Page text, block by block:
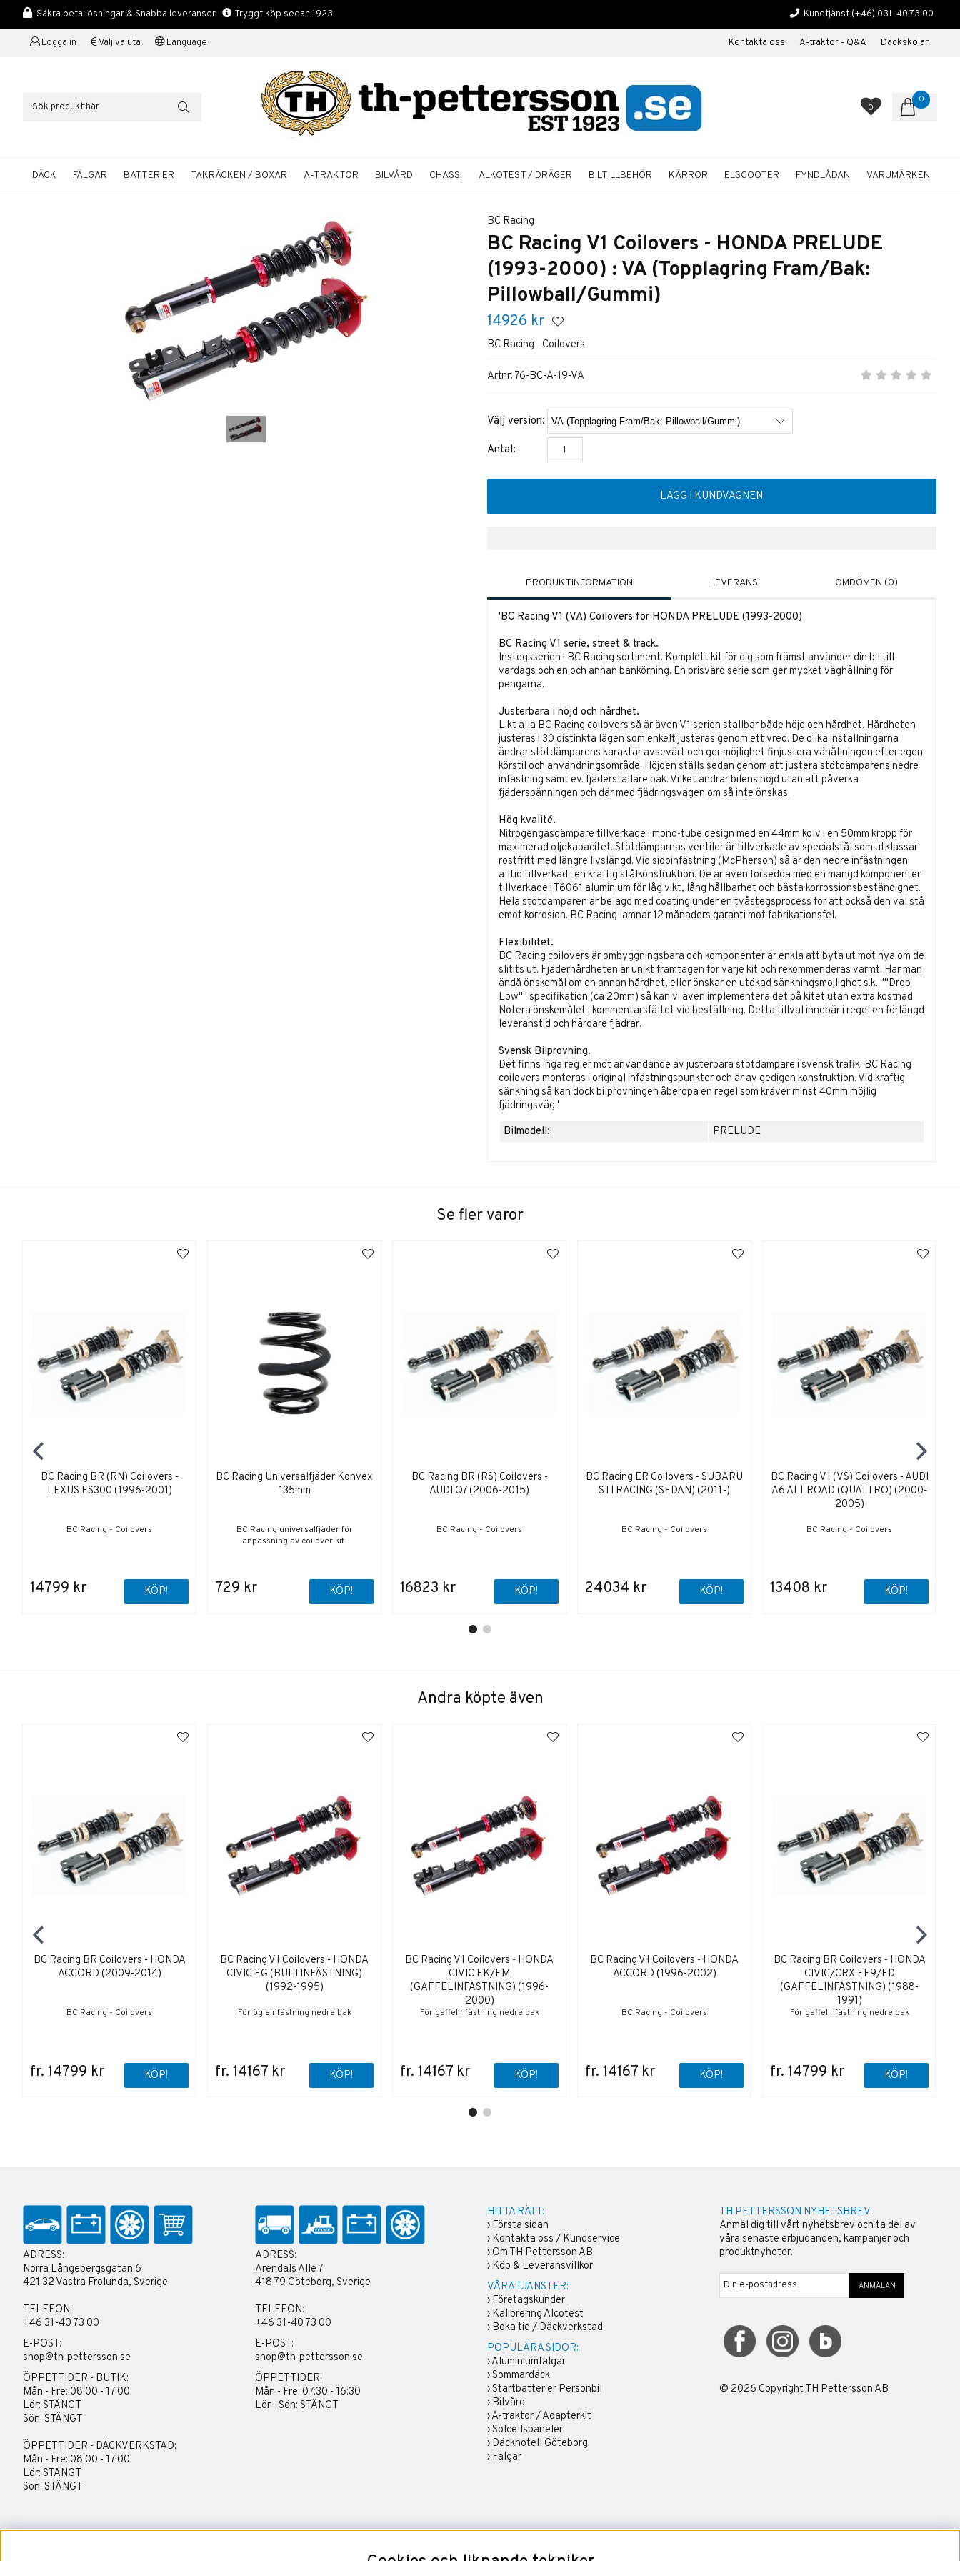
Säkra betallösningar & Snabba leveranser Tryggt köp sedan 1923 Kundtjänst (+46) 031-40 73 00
Logga in Välj valuta Language Kontakta oss A-traktor - Q&A Däckskolan
0
0
DÄCK FÄLGAR BATTERIER TAKRÄCKEN / BOXAR A-TRAKTOR BILVÅRD CHASSI ALKOTEST / DRÄGER BILTILLBEHÖR KÄRROR ELSCOOTER FYNDLÅDAN VARUMÄRKEN
BC Racing
BC Racing V1 Coilovers - HONDA PRELUDE
(1993-2000) : VA (Topplagring Fram/Bak:
Pillowball/Gummi)
14926 kr
BC Racing - Coilovers
Artnr: 76-BC-A-19-VA
Välj version:
Antal:
LÄGG I KUNDVAGNEN
PRODUKTINFORMATION
'BC Racing V1 (VA) Coilovers för HONDA PRELUDE (1993-2000)
BC Racing V1 serie, street & track.
Instegsserien i BC Racing sortiment. Komplett kit för dig som främst använder din bil till
vardags och en och annan bankörning. En prisvärd serie som ger mycket väghållning för
pengarna.
Justerbara i höjd och hårdhet.
Likt alla BC Racing coilovers så är även V1 serien ställbar både höjd och hårdhet. Hårdheten
justeras i 30 distinkta lägen som enkelt justeras genom ett vred. De olika inställningarna
ändrar stötdämparens karaktär avsevärt och ger möjlighet finjustera vähållningen efter egen
körstil och användningsområde. Höjden ställs sedan genom att justera stötdämparens nedre
infästning samt ev. fjäderställare bak. Vilket ändrar bilens höjd utan att påverka
fjäderspänningen och där med fjädringsvägen om så inte önskas.
Hög kvalité.
Nitrogengasdämpare tillverkade i mono-tube design med en 44mm kolv i en 50mm kropp för
maximerad oljekapacitet. Stötdämparnas ventiler är tillverkade av specialstål som utklassar
rostfritt med längre livslängd. Vid sidoinfästning (McPherson) så är den nedre infästningen
alltid tillverkad i en kraftig stålkonstruktion. De är även försedda med en mängd komponenter
tillverkade i T6061 aluminium för låg vikt, lång hållbarhet och bästa korrossionsbeständighet.
Hela stötdämparen är belagd med coating under en tvåstegsprocess för att också den väl stå
emot korrosion. BC Racing lämnar 12 månaders garanti mot fabrikationsfel.
Flexibilitet.
BC Racing coilovers är ombyggningsbara och komponenter är enkla att byta ut mot nya om de
slitits ut. Fjäderhårdheten är unikt framtagen för varje kit och rekommenderas varmt. Har man
ändå önskemål om en annan hårdhet, eller önskar en utökad sänkningsmöjlighet s.k. ''''Drop
Low'''' specifikation (ca 20mm) så kan vi även implementera det på kitet utan extra kostnad.
Notera önskemålet i kommentarsfältet vid beställning. Detta tillval innebär i regel en förlängd
leveranstid och hårdare fjädrar.
Svensk Bilprovning.
Det finns inga regler mot användande av justerbara stötdämpare i svensk trafik. BC Racing
coilovers monteras i original infästningspunkter och är av gedigen konstruktion. Vid kraftig
sänkning så kan dock bilprovningen åberopa en regel som kräver minst 40mm möjlig
fjädringsväg.'
Bilmodell:
PRELUDE
LEVERANS OMDÖMEN (0)
Se fler varor
BC Racing BR (RN) Coilovers -
LEXUS ES300 (1996-2001)
BC Racing - Coilovers
14799 kr KÖP!
BC Racing Universalfjäder Konvex
135mm
BC Racing universalfjäder för
anpassning av coilover kit.
729 kr KÖP!
BC Racing BR (RS) Coilovers -
AUDI Q7 (2006-2015)
BC Racing - Coilovers
16823 kr KÖP!
BC Racing ER Coilovers - SUBARU
STI RACING (SEDAN) (2011-)
BC Racing - Coilovers
24034 kr KÖP!
BC Racing V1 (VS) Coilovers - AUDI
A6 ALLROAD (QUATTRO) (2000-
2005)
BC Racing - Coilovers
13408 kr KÖP!
Andra köpte även
BC Racing BR Coilovers - HONDA
ACCORD (2009-2014)
BC Racing - Coilovers
fr. 14799 kr KÖP!
BC Racing V1 Coilovers - HONDA
CIVIC EG (BULTINFÄSTNING)
(1992-1995)
För ögleinfästning nedre bak
fr. 14167 kr KÖP!
BC Racing V1 Coilovers - HONDA
CIVIC EK/EM
(GAFFELINFÄSTNING) (1996-
2000)
För gaffelinfästning nedre bak
fr. 14167 kr KÖP!
BC Racing V1 Coilovers - HONDA
ACCORD (1996-2002)
BC Racing - Coilovers
fr. 14167 kr KÖP!
BC Racing BR Coilovers - HONDA
CIVIC/CRX EF9/ED
(GAFFELINFÄSTNING) (1988-
1991)
För gaffelinfästning nedre bak
fr. 14799 kr KÖP!
ADRESS:
Norra Långebergsgatan 6
421 32 Västra Frölunda, Sverige
TELEFON:
+46 31-40 73 00
E-POST:
shop@th-pettersson.se
ÖPPETTIDER - BUTIK:
Mån - Fre: 08:00 - 17:00
Lör: STÄNGT
Sön: STÄNGT
ÖPPETTIDER - DÄCKVERKSTAD:
Mån - Fre: 08:00 - 17:00
Lör: STÄNGT
Sön: STÄNGT
ADRESS:
Arendals Allé 7
418 79 Göteborg, Sverige
TELEFON:
+46 31-40 73 00
E-POST:
shop@th-pettersson.se
ÖPPETTIDER:
Mån - Fre: 07:30 - 16:30
Lör - Sön: STÄNGT
HITTA RÄTT:
› Första sidan
› Kontakta oss / Kundservice
› Om TH Pettersson AB
› Köp & Leveransvillkor
VÅRA TJÄNSTER:
› Företagskunder
› Kalibrering Alcotest
› Boka tid / Däckverkstad
POPULÄRA SIDOR:
›Aluminiumfälgar
›Sommardäck
›Startbatterier Personbil
› Bilvård
›A-traktor / Adapterkit
›Solcellspaneler
› Däckhotell Göteborg
› Fälgar
TH PETTERSSON NYHETSBREV:
Anmäl dig till vårt nyhetsbrev och ta del av
våra senaste erbjudanden, kampanjer och
produktnyheter.
ANMÄLAN
© 2026 Copyright TH Pettersson AB